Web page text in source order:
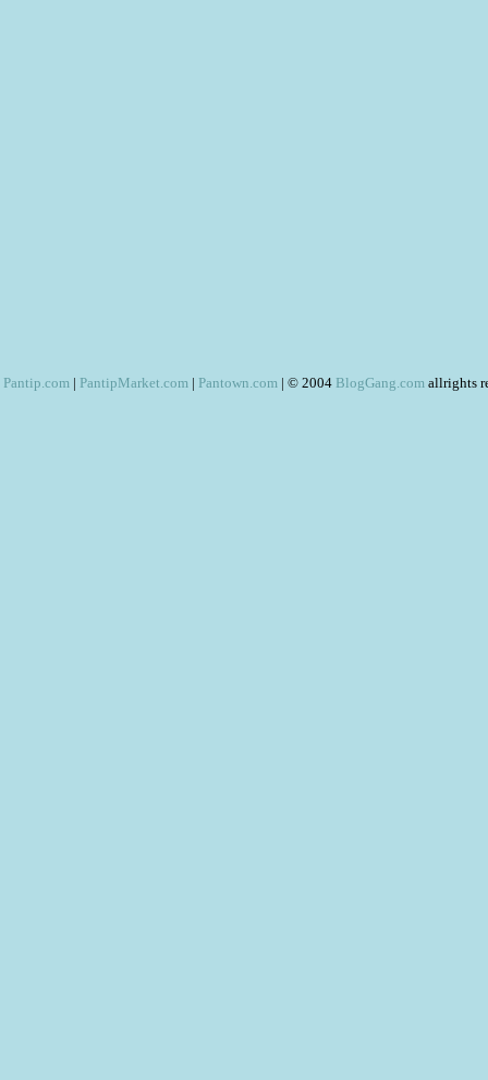
Pantip.com | PantipMarket.com | Pantown.com | © 2004 BlogGang.com allrights